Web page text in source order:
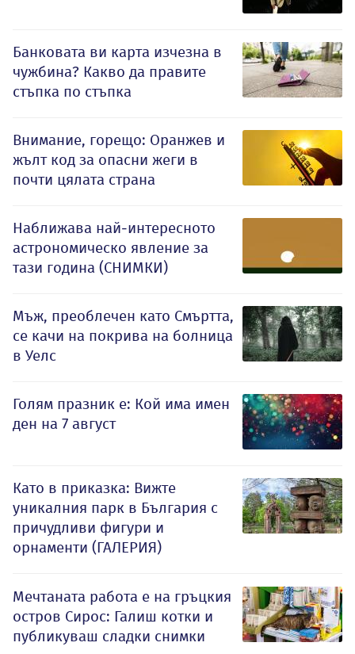
Банковата ви карта изчезна в
чужбина? Какво да правите
стъпка по стъпка
Внимание, горещо: Оранжев и
жълт код за опасни жеги в
почти цялата страна
Наближава най-интересното
астрономическо явление за
тази година (СНИМКИ)
Мъж, преоблечен като Смъртта,
се качи на покрива на болница
в Уелс
Голям празник е: Кой има имен
ден на 7 август
Като в приказка: Вижте
уникалния парк в България с
причудливи фигури и
орнаменти (ГАЛЕРИЯ)
Мечтаната работа е на гръцкия
остров Сирос: Галиш котки и
публикуваш сладки снимки